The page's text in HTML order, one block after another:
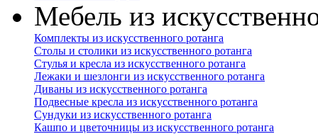
Мебель из
Комплекты из искусственного ротанга
Столы и столики из искусственного ротанга
Стулья и кресла из искусственного ротанга
Лежаки и шезлонги из искусственного ротанга
Диваны из искусственного ротанга
Подвесные кресла из искусственного ротанга
Сундуки из искусственного ротанга
Кашпо и цветочницы из искусственного ротанга